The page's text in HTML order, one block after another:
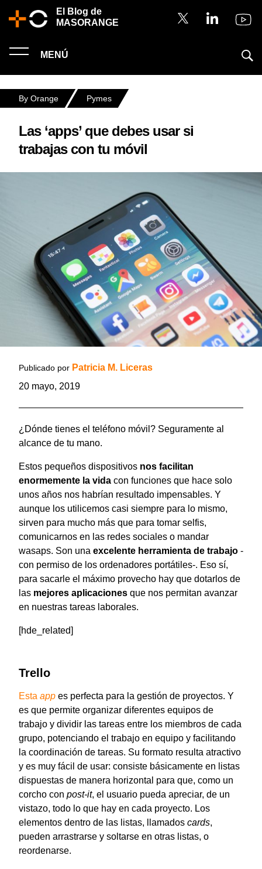
El Blog de
MASORANGE
MENÚ
By Orange Pymes
Las ‘apps’ que debes usar si
trabajas con tu móvil
Publicado por Patricia M. Liceras
20 mayo, 2019
¿Dónde tienes el teléfono móvil? Seguramente al
alcance de tu mano.
Estos pequeños dispositivos nos facilitan
enormemente la vida con funciones que hace solo
unos años nos habrían resultado impensables. Y
aunque los utilicemos casi siempre para lo mismo,
sirven para mucho más que para tomar selfis,
comunicarnos en las redes sociales o mandar
wasaps. Son una excelente herramienta de trabajo -
con permiso de los ordenadores portátiles-. Eso sí,
para sacarle el máximo provecho hay que dotarlos de
las mejores aplicaciones que nos permitan avanzar
en nuestras tareas laborales.
[hde_related]
Trello
Esta app es perfecta para la gestión de proyectos. Y
es que permite organizar diferentes equipos de
trabajo y dividir las tareas entre los miembros de cada
grupo, potenciando el trabajo en equipo y facilitando
la coordinación de tareas. Su formato resulta atractivo
y es muy fácil de usar: consiste básicamente en listas
dispuestas de manera horizontal para que, como un
corcho con post-it, el usuario pueda apreciar, de un
vistazo, todo lo que hay en cada proyecto. Los
elementos dentro de las listas, llamados cards,
pueden arrastrarse y soltarse en otras listas, o
reordenarse.